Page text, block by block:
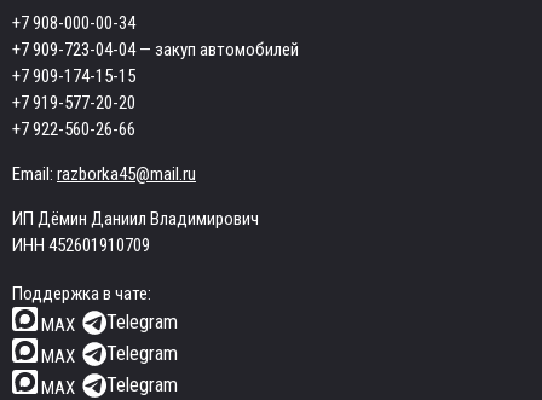
+7 908-000-00-34
+7 909-723-04-04— закуп автомобилей
+7 909-174-15-15
+7 919-577-20-20
+7 922-560-26-66
Email: razborka45@mail.ru
ИП Дёмин Даниил Владимирович
ИНН 452601910709
Поддержка в чате:
MAX
Telegram
MAX Telegram
MAX Telegram